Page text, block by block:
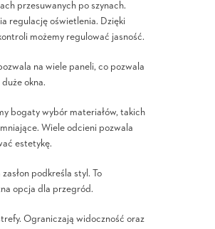
przesuwanych po szynach.
regulację oświetlenia. Dzięki
możemy regulować jasność.
na wiele paneli, co pozwala
okna.
bogaty wybór materiałów, takich
Wiele odcieni pozwala
estetykę.
zasłon podkreśla styl. To
opcja dla przegród.
Ograniczają widoczność oraz